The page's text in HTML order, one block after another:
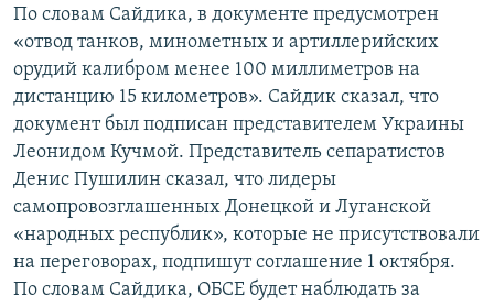
По словам Сайдика, в документе предусмотрен
«отвод танков, минометных и артиллерийских
орудий калибром менее 100 миллиметров на
дистанцию 15 километров». Сайдик сказал, что
документ был подписан представителем Украины
Леонидом Кучмой. Представитель сепаратистов
Денис Пушилин сказал, что лидеры
самопровозглашенных Донецкой и Луганской
«народных республик», которые не присутствовали
на переговорах, подпишут соглашение 1 октября.
По словам Сайдика, ОБСЕ будет наблюдать за